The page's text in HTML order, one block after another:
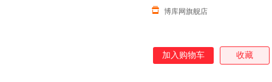
博库网旗舰店
加入购物车 收藏